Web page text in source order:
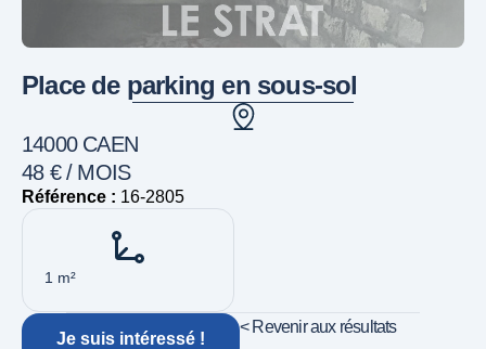
Place de parking en sous-sol
14000 CAEN
48 € / MOIS
Référence : 16-2805
1 m²
Je suis intéressé !
< Revenir aux résultats